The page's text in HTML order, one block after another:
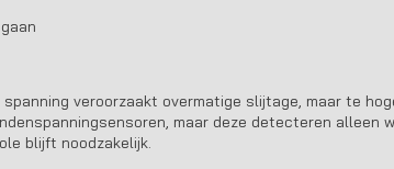
veroorzaakt overmatige slijtage, maar te
maar deze detecteren alleen
blijft noodzakelijk.